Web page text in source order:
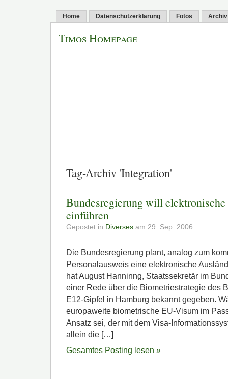
Home Datenschutzerklärung Fotos Archiv
Timos Homepage
Tag-Archiv 'Integration'
Bundesregierung will
einführen
Gepostet in Diverses am 29. Sep. 2006
Die Bundesregierung plant, analog zum
Personalausweis eine elektronische
hat August Hanninng, Staatssekretär im
einer Rede über die Biometriestrategie des
E12-Gipfel in Hamburg bekannt gegeben.
europaweite biometrische EU-Visum im
Ansatz sei, der mit dem Visa-
allein die […]
Gesamtes Posting lesen »